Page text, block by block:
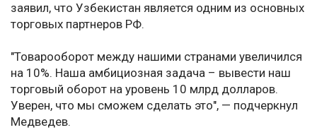
заявил, что Узбекистан является одним из основных
торговых партнеров РФ.
"Товарооборот между нашими странами увеличился
на 10%. Наша амбициозная задача – вывести наш
торговый оборот на уровень 10 млрд долларов.
Уверен, что мы сможем сделать это", — подчеркнул
Медведев.